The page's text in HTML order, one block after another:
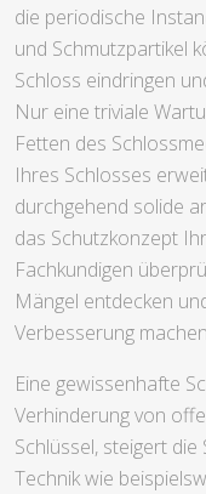
die periodische
und Schmutzpartikel
Schloss eindringen
Nur eine triviale
Fetten des
Ihres Schlosses
durchgehend solide
das Schutzkonzept
Fachkundigen
Mängel entdecken
Verbesserung
Eine gewissenhafte
Verhinderung von
Schlüssel, steigert
Technik wie